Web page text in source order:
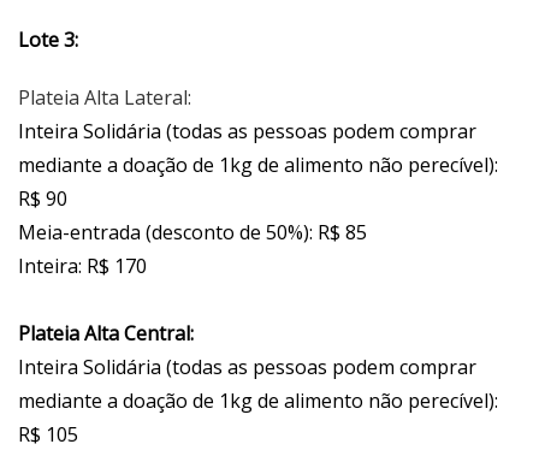
Lote 3:
Plateia Alta Lateral:
Inteira Solidária (todas as pessoas podem comprar
mediante a doação de 1kg de alimento não perecível):
R$ 90
Meia-entrada (desconto de 50%): R$ 85
Inteira: R$ 170
Plateia Alta Central:
Inteira Solidária (todas as pessoas podem comprar
mediante a doação de 1kg de alimento não perecível):
R$ 105